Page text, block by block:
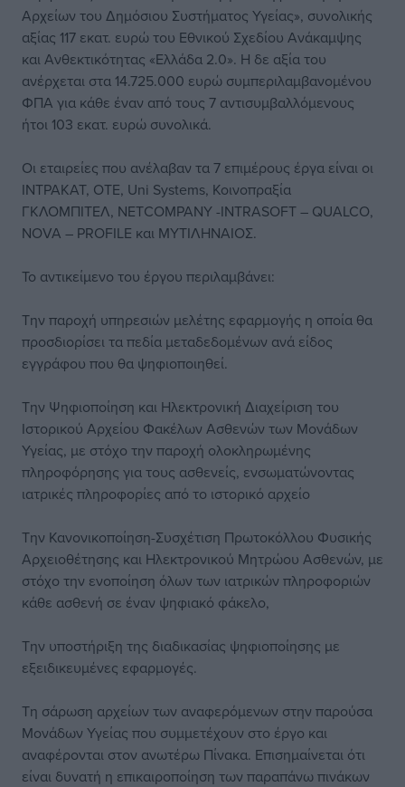
Αρχείων του Δημόσιου Συστήματος Υγείας», συνολικής
αξίας 117 εκατ. ευρώ του Εθνικού Σχεδίου Ανάκαμψης
και Ανθεκτικότητας «Ελλάδα 2.0». Η δε αξία του
ανέρχεται στα 14.725.000 ευρώ συμπεριλαμβανομένου
ΦΠΑ για κάθε έναν από τους 7 αντισυμβαλλόμενους
ήτοι 103 εκατ. ευρώ συνολικά.
Οι εταιρείες που ανέλαβαν τα 7 επιμέρους έργα είναι οι
ΙΝΤΡΑΚΑΤ, ΟΤΕ, Uni Systems, Κοινοπραξία
ΓΚΛΟΜΠΙΤΕΛ, NETCOMPANY -INTRASOFT – QUALCO,
NOVA – PROFILE και ΜΥΤΙΛΗΝΑΙΟΣ.
Το αντικείμενο του έργου περιλαμβάνει:
Την παροχή υπηρεσιών μελέτης εφαρμογής η οποία θα
προσδιορίσει τα πεδία μεταδεδομένων ανά είδος
εγγράφου που θα ψηφιοποιηθεί.
Την Ψηφιοποίηση και Ηλεκτρονική Διαχείριση του
Ιστορικού Αρχείου Φακέλων Ασθενών των Μονάδων
Υγείας, με στόχο την παροχή ολοκληρωμένης
πληροφόρησης για τους ασθενείς, ενσωματώνοντας
ιατρικές πληροφορίες από το ιστορικό αρχείο
Την Κανονικοποίηση-Συσχέτιση Πρωτοκόλλου Φυσικής
Αρχειοθέτησης και Ηλεκτρονικού Μητρώου Ασθενών, με
στόχο την ενοποίηση όλων των ιατρικών πληροφοριών
κάθε ασθενή σε έναν ψηφιακό φάκελο,
Την υποστήριξη της διαδικασίας ψηφιοποίησης με
εξειδικευμένες εφαρμογές.
Τη σάρωση αρχείων των αναφερόμενων στην παρούσα
Μονάδων Υγείας που συμμετέχουν στο έργο και
αναφέρονται στον ανωτέρω Πίνακα. Επισημαίνεται ότι
είναι δυνατή η επικαιροποίηση των παραπάνω πινάκων